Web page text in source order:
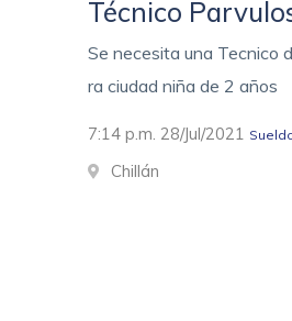
Técnico
Se necesita una Tecnico
ra ciudad niña de 2 años
7:14 p.m. 28/Jul/2021
Chillán